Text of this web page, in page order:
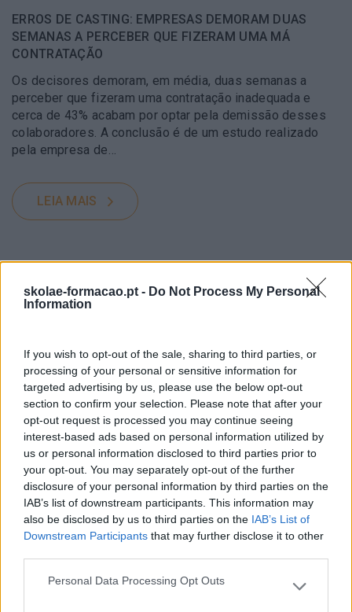
skolae-formacao.pt - Do Not Process My Personal
Information
If you wish to opt-out of the sale, sharing to third parties, or
processing of your personal or sensitive information for
targeted advertising by us, please use the below opt-out
section to confirm your selection. Please note that after your
opt-out request is processed you may continue seeing
interest-based ads based on personal information utilized by
us or personal information disclosed to third parties prior to
your opt-out. You may separately opt-out of the further
disclosure of your personal information by third parties on the
IAB’s list of downstream participants. This information may
also be disclosed by us to third parties on the IAB’s List of
Downstream Participants that may further disclose it to other
Please note that this website/app uses one or more Google
Personal Data Processing Opt Outs
ERROS DE CASTING: EMPRESAS DEMORAM DUAS
SEMANAS A PERCEBER QUE FIZERAM UMA MÁ
CONTRATAÇÃO
Os decisores demoram, em média, duas semanas a
perceber que fizeram uma contratação inadequada e
cerca de 43% acabam por optar pela demissão desses
colaboradores. A conclusão é de um estudo realizado
pela empresa de…
LEIA MAIS
ESTAS SÃO AS COMPETÊNCIAS MAIS PROCURADAS
PELAS EMPRESAS EM 2018, SEGUNDO O LINKEDIN
O LinkedIn analisou milhares de milhões de dados dos
empresas de todo o mundo. De acordo com a…